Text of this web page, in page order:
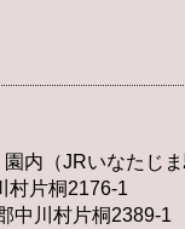
内（JRいなたじ
片桐2176-1
中川村片桐2389-1